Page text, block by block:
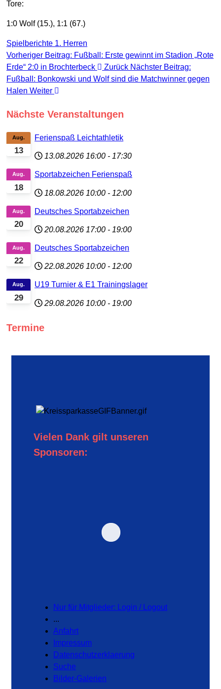
Tore:
1:0 Wolf (15.), 1:1 (67.)
Spielberichte 1. Herren
Vorheriger Beitrag: Fußball: Erste gewinnt im Stadion „Rote
Erde“ 2:0 in Brochterbeck
Zurück Nächster Beitrag:
Fußball: Bonkowski und Wolf sind die Matchwinner gegen
Halen Weiter
Nächste Veranstaltungen
13
Aug. Ferienspaß Leichtathletik
13.08.2026 16:00 - 17:30
18
Aug. Sportabzeichen Ferienspaß
18.08.2026 10:00 - 12:00
20
Aug. Deutsches Sportabzeichen
20.08.2026 17:00 - 19:00
22
Aug. Deutsches Sportabzeichen
22.08.2026 10:00 - 12:00
29
Aug. U19 Turnier & E1 Trainingslager
29.08.2026 10:00 - 19:00
Termine
Vielen Dank gilt unseren
Sponsoren:
Nur für Mitglieder: Login / Logout
...
Anfahrt
Impressum
Datenschutzerklaerung
Suche
Bilder-Galerien